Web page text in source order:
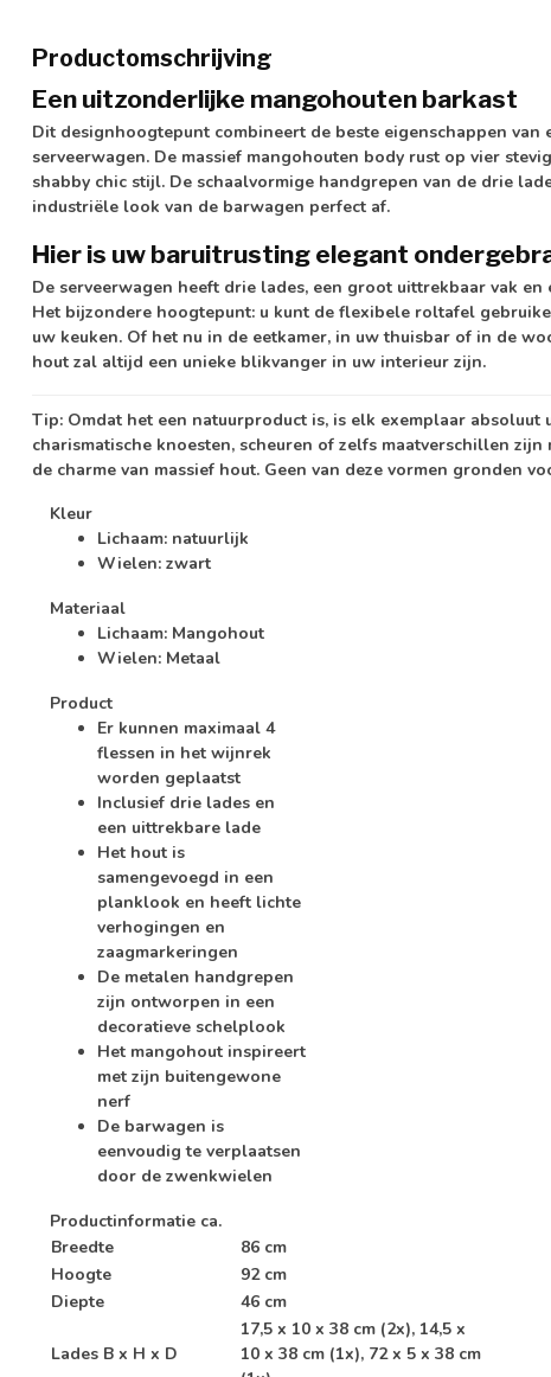
Productomschrijving
Een uitzonderlijke mangohouten barkast
Dit designhoogtepunt combineert de beste eigenschappen van
serveerwagen. De massief mangohouten body rust op vier
shabby chic stijl. De schaalvormige handgrepen van de drie
industriële look van de barwagen perfect af.
Hier is uw baruitrusting elegant
De serveerwagen heeft drie lades, een groot uittrekbaar vak
Het bijzondere hoogtepunt: u kunt de flexibele roltafel
uw keuken. Of het nu in de eetkamer, in uw thuisbar of in de
hout zal altijd een unieke blikvanger in uw interieur zijn.
Tip: Omdat het een natuurproduct is, is elk exemplaar
charismatische knoesten, scheuren of zelfs maatverschillen
de charme van massief hout. Geen van deze vormen gronden
Kleur
Lichaam: natuurlijk
Wielen: zwart
Materiaal
Lichaam: Mangohout
Wielen: Metaal
Product
Er kunnen maximaal 4
flessen in het wijnrek
worden geplaatst
Inclusief drie lades en
een uittrekbare lade
Het hout is
samengevoegd in een
planklook en heeft lichte
verhogingen en
zaagmarkeringen
De metalen handgrepen
zijn ontworpen in een
decoratieve schelplook
Het mangohout inspireert
met zijn buitengewone
nerf
De barwagen is
eenvoudig te verplaatsen
door de zwenkwielen
Productinformatie ca.
Breedte
86 cm
Hoogte
92 cm
Diepte
46 cm
Lades B x H x D
17,5 x 10 x 38 cm (2x), 14,5 x
10 x 38 cm (1x), 72 x 5 x 38 cm